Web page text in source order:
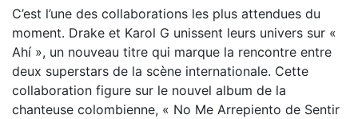
C’est l’une des collaborations les plus attendues du
moment. Drake et Karol G unissent leurs univers sur «
Ahí », un nouveau titre qui marque la rencontre entre
deux superstars de la scène internationale. Cette
collaboration figure sur le nouvel album de la
chanteuse colombienne, « No Me Arrepiento de Sentir